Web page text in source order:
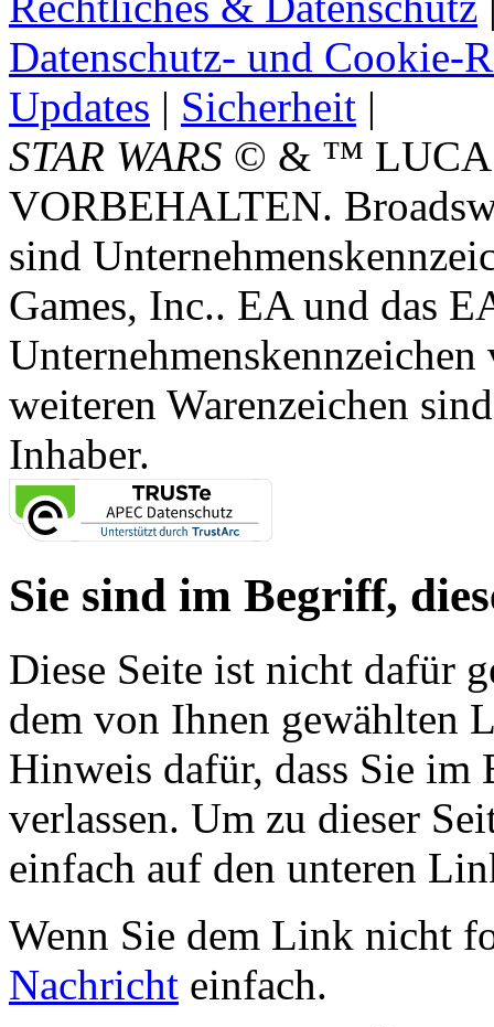
Datenschutz- und Cookie-
Updates | Sicherheit |
STAR WARS © & ™
VORBEHALTEN.
sind
Games, Inc.. EA und das
weiteren Warenzeichen
Inhaber.
Sie sind im Begriff,
Diese Seite ist nicht dafür
dem von Ihnen gewählten
Hinweis dafür, dass Sie im
verlassen. Um zu dieser
einfach auf den unteren
Wenn Sie dem Link nicht
Nachricht einfach.